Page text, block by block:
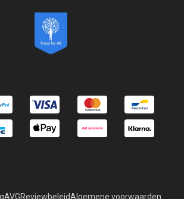
AVGReviewbeleidAlgemene voorwaarden